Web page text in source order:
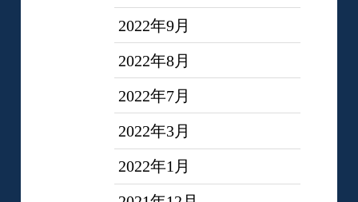
2022年9月
2022年8月
2022年7月
2022年3月
2022年1月